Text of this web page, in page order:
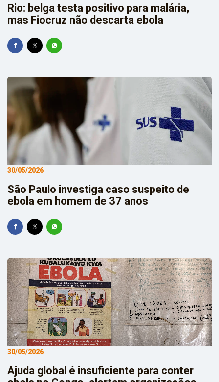
Rio: belga testa positivo para malária,
mas Fiocruz não descarta ebola
30/05/2026
São Paulo investiga caso suspeito de
ebola em homem de 37 anos
30/05/2026
Ajuda global é insuficiente para conter